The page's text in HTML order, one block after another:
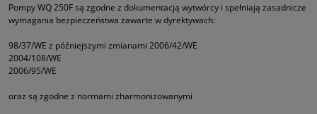
Pompy WQ 250F są zgodne z dokumentacją wytwórcy i spełniają zasadnicze
wymagania bezpieczeństwa zawarte w dyrektywach:
98/37/WE z późniejszymi zmianami 2006/42/WE
2004/108/WE
2006/95/WE
oraz są zgodne z normami zharmonizowanymi